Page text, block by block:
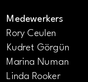
Medewerkers
Rory Ceulen
Kudret Görgün
Marina Numan
Linda Rooker